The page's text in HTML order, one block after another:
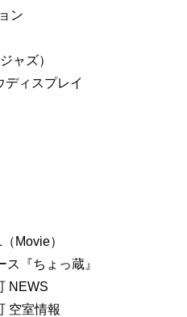
ン
ャズ）
ディスプレイ
Movie）
『ちょっ蔵』
NEWS
空室情報